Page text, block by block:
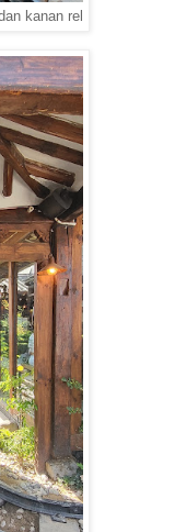
kanan rel